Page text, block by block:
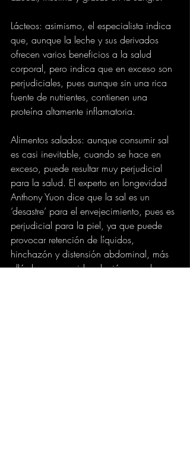
Lácteos: asimismo, el especialista indica
que, aunque la leche y sus derivados
ofrecen varios beneficios a la salud
corporal, pero indica que en exceso son
perjudiciales, pues aunque sin una rica
fuente de nutrientes, contienen una
proteína altamente inflamatoria.
Alimentos salados: aunque consumir sal
es casi inevitable, cuando se hace en
exceso, puede resultar muy perjudicial
para la salud. El experto en longevidad
Anthony Yuon dice que la sal es un
‘desastre’ para el envejecimiento, pues es
perjudicial para la piel, ya que puede
provocar retención de líquidos,
hinchazón y distensión abdominal, más
allá de su conocida relación con el